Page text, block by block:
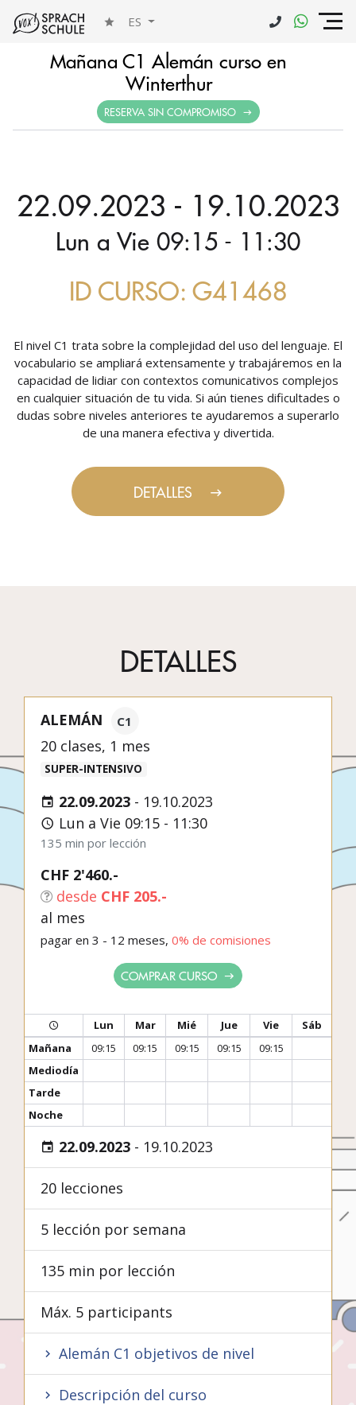
ES
Mañana C1 Alemán curso en
Winterthur
RESERVA SIN COMPROMISO
22.09.2023 - 19.10.2023
Lun a Vie 09:15 - 11:30
ID CURSO: G41468
El nivel C1 trata sobre la complejidad del uso del lenguaje. El
vocabulario se ampliará extensamente y trabajáremos en la
capacidad de lidiar con contextos comunicativos complejos
en cualquier situación de tu vida. Si aún tienes dificultades o
dudas sobre niveles anteriores te ayudaremos a superarlo
de una manera efectiva y divertida.
DETALLES
DETALLES
ALEMÁN C1
20 clases, 1 mes
SUPER-INTENSIVO
22.09.2023 - 19.10.2023
Lun a Vie 09:15 - 11:30
135 min por lección
CHF 2'460.-
desde CHF 205.-
al mes
pagar en 3 - 12 meses, 0% de comisiones
COMPRAR CURSO
Lun Mar Mié Jue Vie
Sáb
Mañana
09:15 09:15 09:15 09:15
09:15
Mediodía
Tarde
Noche
22.09.2023 - 19.10.2023
20 lecciones
5 lección por semana
135 min por lección
Máx. 5 participants
Alemán C1 objetivos de nivel
Descripción del curso